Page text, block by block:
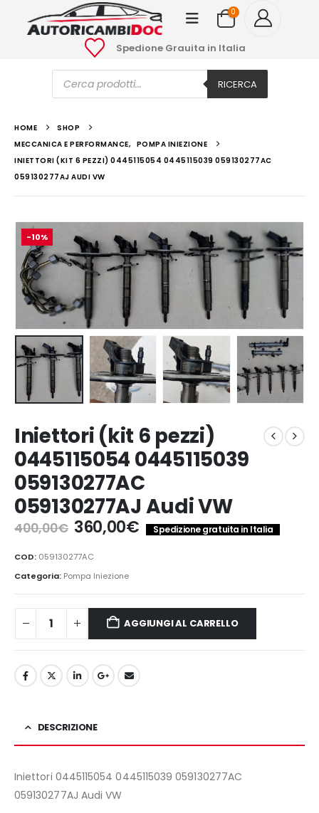
0
Spedione Grauita in Italia
Ricerca
prodotti RICERCA
HOME
SHOP
MECCANICA E PERFORMANCE, POMPA INIEZIONE
INIETTORI (KIT 6 PEZZI) 0445115054 0445115039 059130277AC
059130277AJ AUDI VW
-10%
Iniettori (kit 6 pezzi)
0445115054 0445115039
059130277AC
059130277AJ Audi VW
400,00€ Il
prezzo
originale
era:
400,00€.
360,00€Il
prezzo
360,00€.
Spedizione gratuita in Italia
COD: 059130277AC
Categoria: Pompa Iniezione
AGGIUNGI AL CARRELLO
DESCRIZIONE
Iniettori 0445115054 0445115039 059130277AC
059130277AJ Audi VW